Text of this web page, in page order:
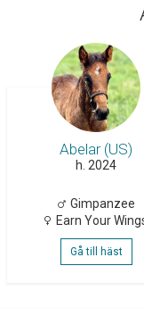
Abelar (US)
h. 2024
Gimpanzee
Earn Your
Gå till häst